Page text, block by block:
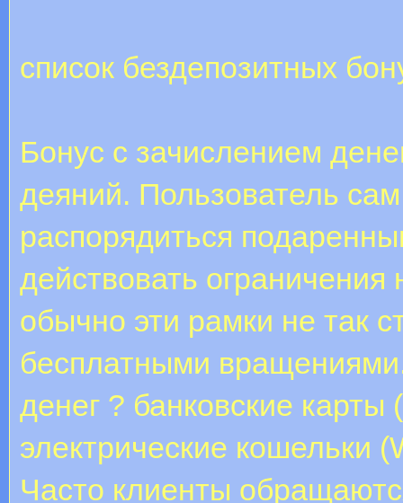
список бездепозитных
Бонус с зачислением
деяний. Пользователь
распорядиться
действовать
обычно эти рамки не так
бесплатными
денег ? банковские
электрические кошельки
Часто клиенты